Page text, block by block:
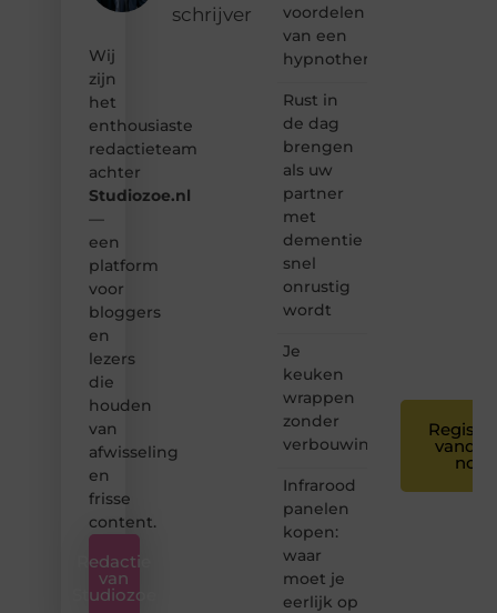
schrijver
Wij
zijn
het
enthousiaste
redactieteam
achter
Studiozoe.nl
—
een
platform
voor
bloggers
en
lezers
die
houden
van
afwisseling
en
frisse
content.
Redactie
van
Studiozoe
voordelen
van een
hypnotherapeut
Rust in
de dag
brengen
als uw
partner
met
dementie
snel
onrustig
wordt
Je
keuken
wrappen
zonder
verbouwing
Infrarood
panelen
kopen:
waar
moet je
eerlijk op
nog